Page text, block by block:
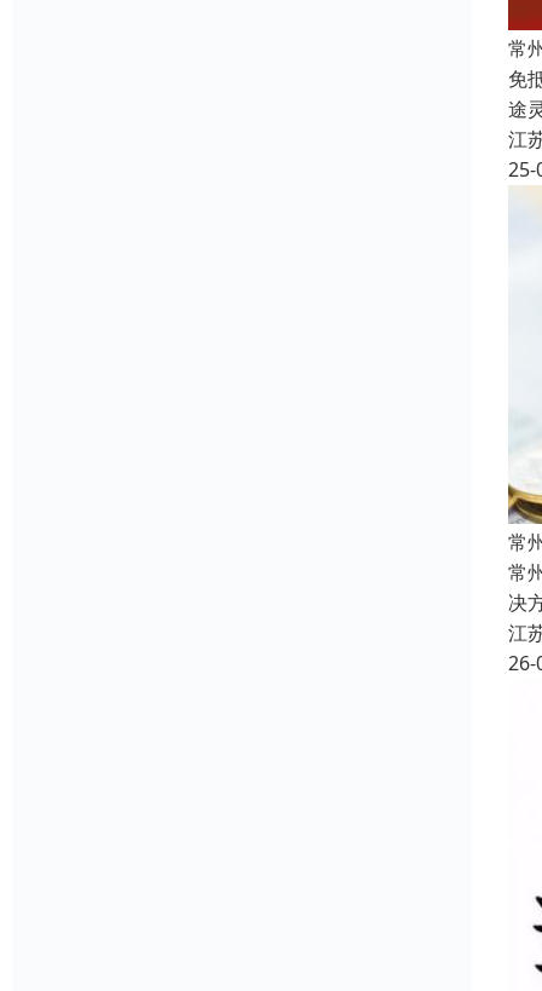
常
免
途
江
25-
常
常
决
江
26-